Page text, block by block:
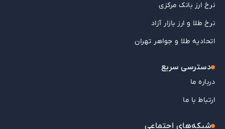
نرخ ارز بانک مرکزی
نرخ طلا و ارز بازار آزاد
اتحادیه طلا و جواهر تهران
دسترسی سریع
درباره ما
ارتباط با ما
شبکه‌های اجتماعی